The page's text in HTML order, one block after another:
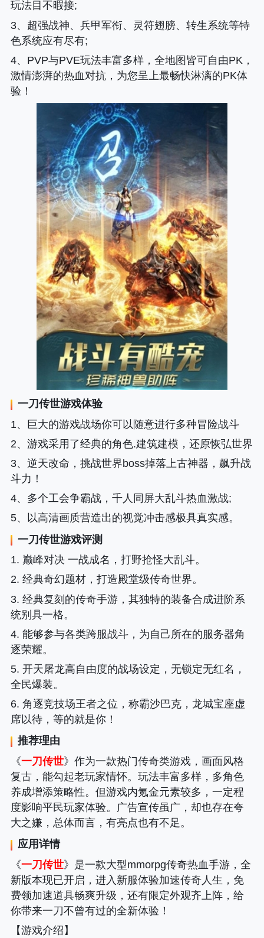
玩法目不暇接;
3、超强战神、兵甲军衔、灵符翅膀、转生系统等特
色系统应有尽有;
4、PVP与PVE玩法丰富多样，全地图皆可自由PK，
激情澎湃的热血对抗，为您呈上最畅快淋漓的PK体
验！
一刀传世游戏体验
1、巨大的游戏战场你可以随意进行多种冒险战斗
2、游戏采用了经典的角色.建筑建模，还原恢弘世界
3、逆天改命，挑战世界boss掉落上古神器，飙升战
斗力！
4、多个工会争霸战，千人同屏大乱斗热血激战;
5、以高清画质营造出的视觉冲击感极具真实感。
一刀传世游戏评测
1. 巅峰对决 一战成名，打野抢怪大乱斗。
2. 经典奇幻题材，打造殿堂级传奇世界。
3. 经典复刻的传奇手游，其独特的装备合成进阶系
统别具一格。
4. 能够参与各类跨服战斗，为自己所在的服务器角
逐荣耀。
5. 开天屠龙高自由度的战场设定，无锁定无红名，
全民爆装。
6. 角逐竞技场王者之位，称霸沙巴克，龙城宝座虚
席以待，等的就是你！
推荐理由
《一刀传世》作为一款热门传奇类游戏，画面风格
复古，能勾起老玩家情怀。玩法丰富多样，多角色
养成增添策略性。但游戏内氪金元素较多，一定程
度影响平民玩家体验。广告宣传虽广，却也存在夸
大之嫌，总体而言，有亮点也有不足。
应用详情
《一刀传世》是一款大型mmorpg传奇热血手游，全
新版本现已开启，进入新服体验加速传奇人生，免
费领加速道具畅爽升级，还有限定外观齐上阵，给
你带来一刀不曾有过的全新体验！
【游戏介绍】